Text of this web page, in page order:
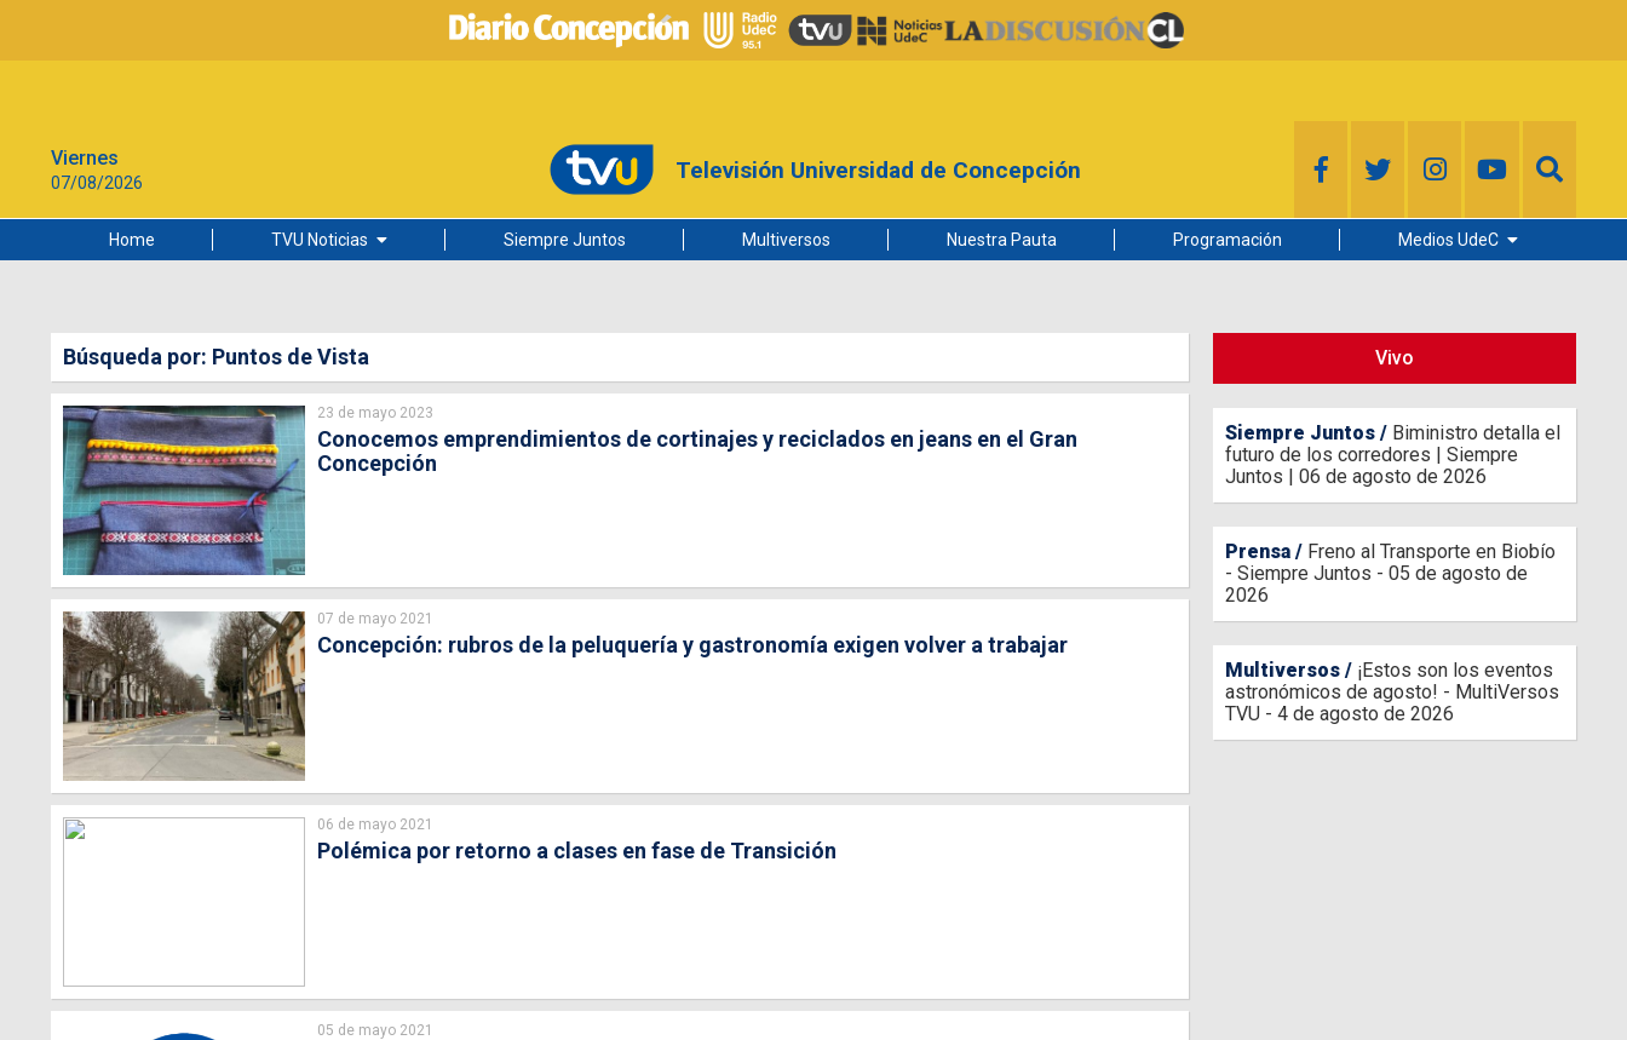
Viernes
07/08/2026 Televisión Universidad de Concepción
Home TVU Noticias
Ciudad
Universidad de Concepción
Siempre Juntos Multiversos Nuestra Pauta Programación Medios UdeC
Radio UdeC
Búsqueda por: Puntos de Vista
23 de mayo 2023
Conocemos emprendimientos de cortinajes y reciclados en jeans en el Gran
Concepción
07 de mayo 2021
Concepción: rubros de la peluquería y gastronomía exigen volver a trabajar
06 de mayo 2021
Polémica por retorno a clases en fase de Transición
05 de mayo 2021
Vivo
Siempre Juntos
Biministro detalla el
futuro de los corredores | Siempre
Juntos | 06 de agosto de 2026
Prensa
Freno al Transporte en Biobío
- Siempre Juntos - 05 de agosto de
2026
Multiversos
¡Estos son los eventos
astronómicos de agosto! - MultiVersos
TVU - 4 de agosto de 2026